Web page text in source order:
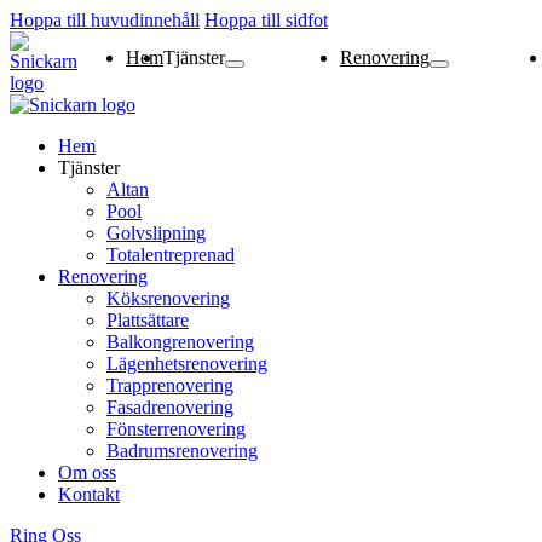
Hoppa till huvudinnehåll Hoppa till sidfot
HemTjänsterAltan
Pool
Golvslipning
Totalentreprenad RenoveringKöksrenovering
Plattsättare
Balkongrenovering
Trapprenovering
Fasadrenovering
Fönsterrenovering
Badrumsrenovering
Hem
Tjänster
Altan
Pool
Golvslipning
Totalentreprenad
Renovering
Köksrenovering
Plattsättare
Balkongrenovering
Lägenhetsrenovering
Trapprenovering
Fasadrenovering
Fönsterrenovering
Badrumsrenovering
Om oss
Kontakt
Ring Oss